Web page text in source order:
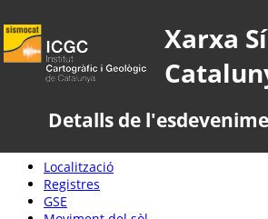
Xarxa
Detalls de
Localització
Registres
GSE